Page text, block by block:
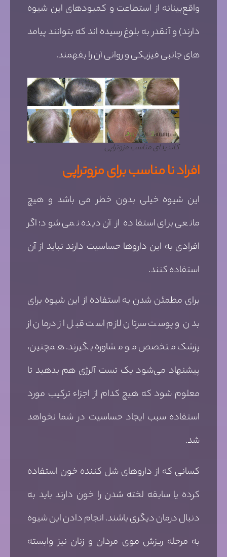
واقع‌بینانه‌ از استطاعت و کمبودهای این شیوه
دارند) و آنقدر به بلوغ رسیده اند که بتوانند پیامد
های جانبی فیزیکی و روانی آن را بفهمند.
کاندیدای مناسب مزوتراپی
افراد نا مناسب برای مزوتراپی
این شیوه خیلی بدون خطر می باشد و هیچ
مانعی برای استفاده از آن دیده نمی شود؛ اگر
افرادی به این داروها حساسیت دارند نباید از آن
استفاده کنند.
برای مطمئن شدن به استفاده از این شیوه برای
بدن و پوست سرتان لازم است قبل از درمان از
پزشک متخصص مو مشاوره بگیرند. همچنین،
پیشنهاد می‌شود یک تست آلرژی هم بدهید تا
معلوم شود که هیچ کدام از اجزاء ترکیب مورد
استفاده سبب ایجاد حساسیت در شما نخواهد
شد.
کسانی که از داروهای شل کننده خون استفاده
کرده یا سابقه لخته شدن را خون دارند باید به
دنبال درمان دیگری باشند. انجام دادن این شیوه
به مرحله ریزش موی مردان و زنان نیز وابسته